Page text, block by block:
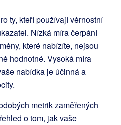
ty, kteří používají věrnostní
Nízká míra čerpání
které nabízíte, nejsou
hodnotné. Vysoká míra
nabídka je účinná a
metrik zaměřených
o tom, jak vaše